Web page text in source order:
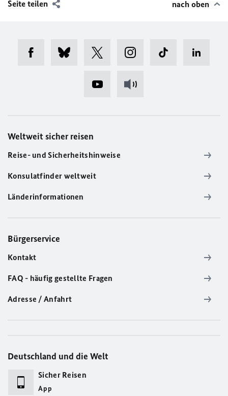
Seite teilen nach oben
Weltweit sicher reisen
Reise- und Sicherheitshinweise
Konsulatfinder weltweit
Länderinformationen
Bürgerservice
Kontakt
FAQ - häufig gestellte Fragen
Adresse / Anfahrt
Deutschland und die Welt
Sicher Reisen
App